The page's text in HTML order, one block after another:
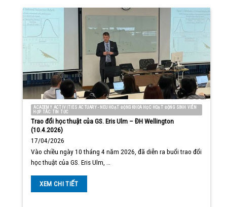
ACADEMY ACTIVITIES ACTUARY - NEU HOẠT ĐỘNG KHOA HỌC HOẠT ĐỘNG SINH VIÊN
HỢP TÁC TIN TỨC
Trao đổi học thuật của GS. Eris Ulm – ĐH Wellington
(10.4.2026)
17/04/2026
Vào chiều ngày 10 tháng 4 năm 2026, đã diễn ra buổi trao đổi
học thuật của GS. Eris Ulm, …
XEM CHI TIẾT